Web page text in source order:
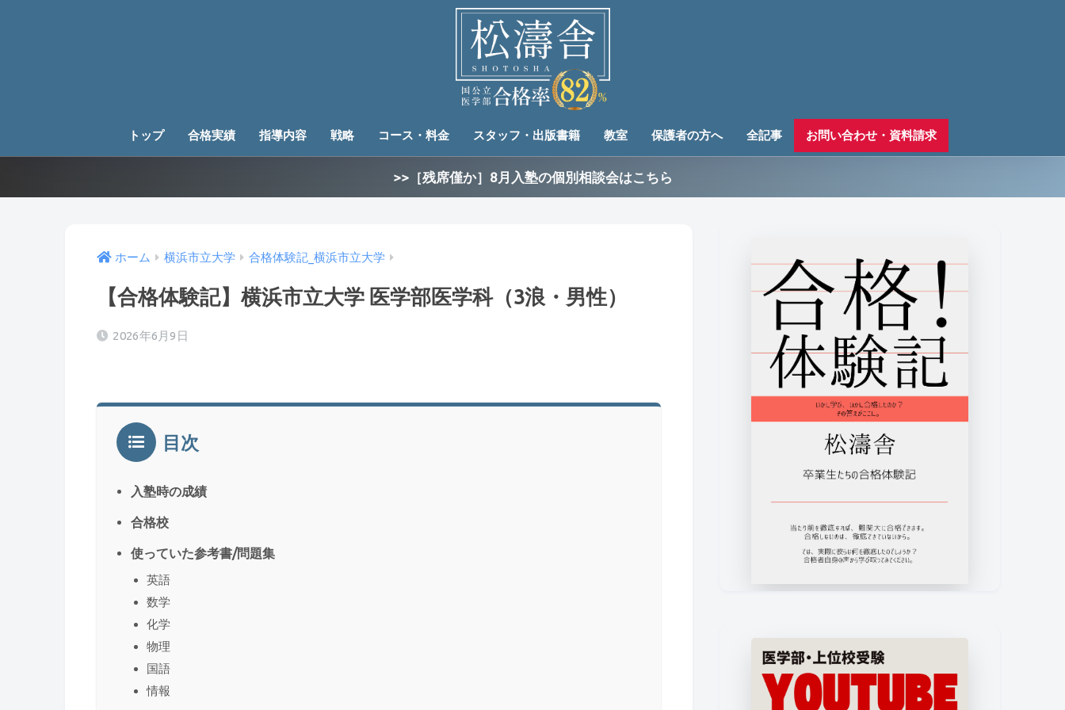
トップ 合格実績 指導内容 戦略 コース・料金 スタッフ・出版書籍 教室 保護者の方へ 全記事 お問い合わせ・資料請求
>>［残席僅か］8月入塾の個別相談会はこちら
ホーム 横浜市立大学 合格体験記_横浜市立大学
【合格体験記】横浜市立大学 医学部医学科（3浪・男性）
2026年6月9日
目次
入塾時の成績
合格校
使っていた参考書/問題集
英語
数学
化学
物理
国語
情報